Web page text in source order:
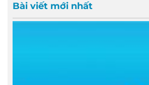
Bài viết mới nhất